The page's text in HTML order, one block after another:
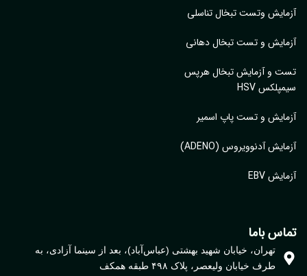
آزمایش وتست تبخال تناسلی
آزمایش و تست تبخال دهانی
تست و آزمایش تبخال هرپس
سیمپلکس HSV
آزمایش و تست پاپ اسمیر
آزمایش آدنوویروس (ADENO)
آزمایش EBV
تماس باما
تهران، خیابان شهید بهشتی (عباس‌آباد)، بعد از سینما آزادی، به
طرف خیابان ولیعصر، پلاک ۴۹۸ طبقه همکف